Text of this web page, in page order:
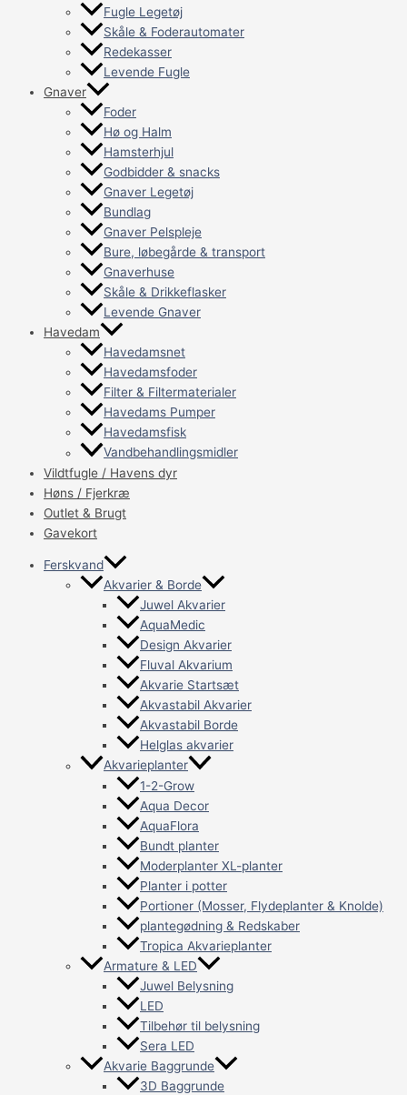
Fugle Legetøj
Skåle & Foderautomater
Redekasser
Levende Fugle
Gnaver
Foder
Hø og Halm
Hamsterhjul
Godbidder & snacks
Gnaver Legetøj
Bundlag
Gnaver Pelspleje
Bure, løbegårde & transport
Gnaverhuse
Skåle & Drikkeflasker
Levende Gnaver
Havedam
Havedamsnet
Havedamsfoder
Filter & Filtermaterialer
Havedams Pumper
Havedamsfisk
Vandbehandlingsmidler
Vildtfugle / Havens dyr
Høns / Fjerkræ
Outlet & Brugt
Gavekort
Ferskvand
Akvarier & Borde
Juwel Akvarier
AquaMedic
Design Akvarier
Fluval Akvarium
Akvarie Startsæt
Akvastabil Akvarier
Akvastabil Borde
Helglas akvarier
Akvarieplanter
1-2-Grow
Aqua Decor
AquaFlora
Bundt planter
Moderplanter XL-planter
Planter i potter
Portioner (Mosser, Flydeplanter & Knolde)
plantegødning & Redskaber
Tropica Akvarieplanter
Armature & LED
Juwel Belysning
LED
Tilbehør til belysning
Sera LED
Akvarie Baggrunde
3D Baggrunde